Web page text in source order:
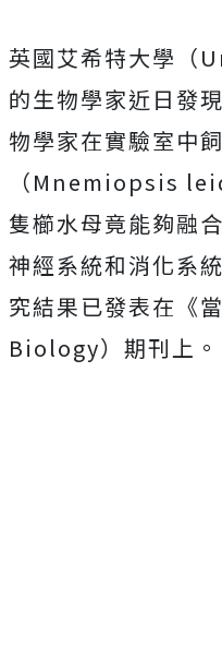
英國艾希特大學（
的生物學家近日發
物學家在實驗室中
（Mnemiopsis
隻櫛水母竟能夠融
神經系統和消化系統
究結果已發表在《
Biology）期刊上。